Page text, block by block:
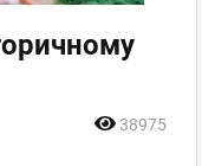
38975